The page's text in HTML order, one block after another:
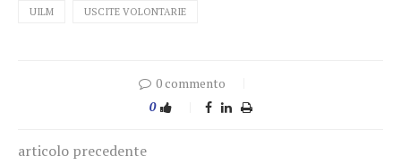
UILM USCITE VOLONTARIE
0 commento
0
articolo precedente